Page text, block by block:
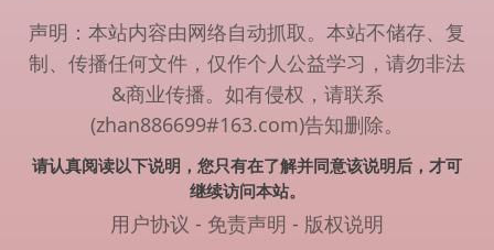
声明：本站内容由网络自动抓取。本站不储存、复
制、传播任何文件，仅作个人公益学习，请勿非法
&商业传播。如有侵权，请联系
(zhan886699#163.com)告知删除。
请认真阅读以下说明，您只有在了解并同意该说明后，才可
继续访问本站。
用户协议 - 免责声明 - 版权说明